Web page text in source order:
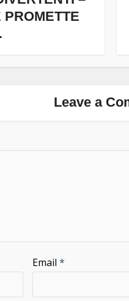
Leave a
Email *